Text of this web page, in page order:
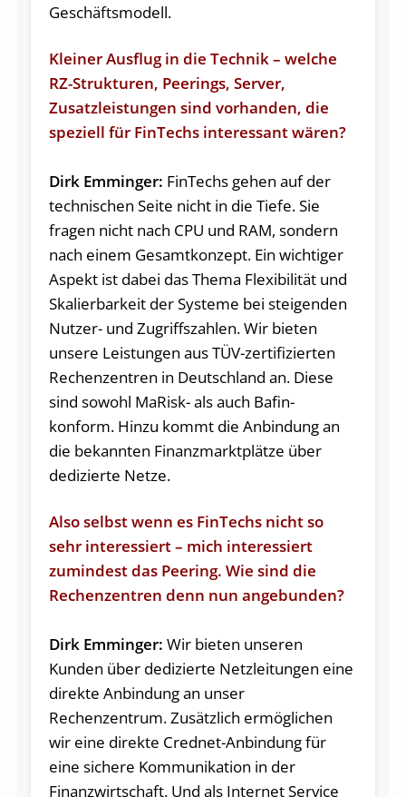
Geschäftsmodell.
Kleiner Ausflug in die Technik – welche
RZ-Strukturen, Peerings, Server,
Zusatzleistungen sind vorhanden, die
speziell für FinTechs interessant wären?
Dirk Emminger: FinTechs gehen auf der
technischen Seite nicht in die Tiefe. Sie
fragen nicht nach CPU und RAM, sondern
nach einem Gesamtkonzept. Ein wichtiger
Aspekt ist dabei das Thema Flexibilität und
Skalierbarkeit der Systeme bei steigenden
Nutzer- und Zugriffszahlen. Wir bieten
unsere Leistungen aus TÜV-zertifizierten
Rechenzentren in Deutschland an. Diese
sind sowohl MaRisk- als auch Bafin-
konform. Hinzu kommt die Anbindung an
die bekannten Finanzmarktplätze über
dedizierte Netze.
Also selbst wenn es FinTechs nicht so
sehr interessiert – mich interessiert
zumindest das Peering. Wie sind die
Rechenzentren denn nun angebunden?
Dirk Emminger: Wir bieten unseren
Kunden über dedizierte Netzleitungen eine
direkte Anbindung an unser
Rechenzentrum. Zusätzlich ermöglichen
wir eine direkte Crednet-Anbindung für
eine sichere Kommunikation in der
Finanzwirtschaft. Und als Internet Service